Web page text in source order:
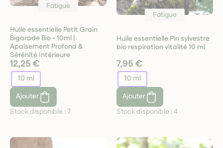
Fatigue
Huile essentielle Petit Grain
Bigarade Bio - 10ml |
Apaisement Profond &
Sérénité Intérieure
12,25 €
10 ml
Ajouter
Stock disponible :7
Fatigue
Huile essentielle Pin sylvestre
bio respiration vitalité 10 ml
7,95 €
10 ml
Ajouter
Stock disponible :4